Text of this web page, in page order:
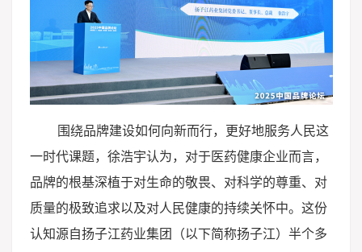
围绕品牌建设如何向新而行，更好地服务人民这
一时代课题，徐浩宇认为，对于医药健康企业而言，
品牌的根基深植于对生命的敬畏、对科学的尊重、对
质量的极致追求以及对人民健康的持续关怀中。这份
认知源自扬子江药业集团（以下简称扬子江）半个多